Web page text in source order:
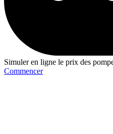
Simuler en ligne le prix des
Commencer